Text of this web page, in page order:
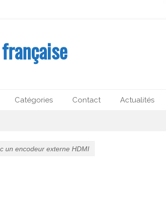
Catégories Contact Actualités
un encodeur externe HDMI